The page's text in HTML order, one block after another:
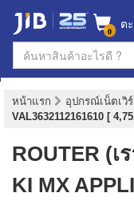
0 ต
หน้าแรก อุปกรณ์เน็ตเวิ
VAL3632112161610 [
ROUTER (เ
KI MX